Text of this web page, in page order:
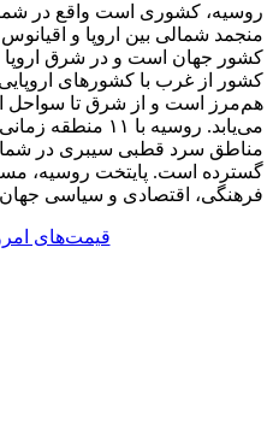
روسیه، کشوری است واقع در
منجمد شمالی بین اروپا و
کشور جهان است و در شرق
کشور از غرب با کشورهای اروپایی
هم‌مرز است و از شرق تا سواحل
می‌یابد. روسیه با
مناطق سرد قطبی سیبری در
گسترده است. پایتخت روسیه،
فرهنگی، اقتصادی و سیاسی
قیمت‌های